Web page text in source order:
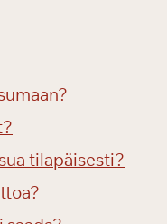
tilapäisesti?